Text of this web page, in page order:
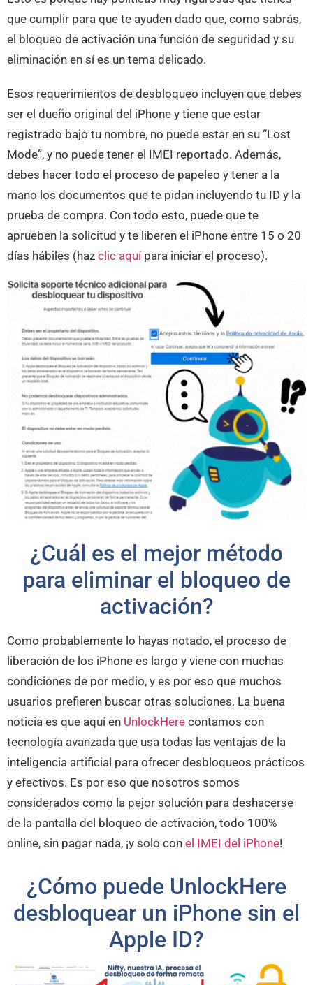
que cumplir para que te ayuden dado que, como sabrás,
el bloqueo de activación una función de seguridad y su
eliminación en sí es un tema delicado.
Esos requerimientos de desbloqueo incluyen que debes
ser el dueño original del iPhone y tiene que estar
registrado bajo tu nombre, no puede estar en su “Lost
Mode”, y no puede tener el IMEI reportado. Además,
debes hacer todo el proceso de papeleo y tener a la
mano los documentos que te pidan incluyendo tu ID y la
prueba de compra. Con todo esto, puede que te
aprueben la solicitud y te liberen el iPhone entre 15 o 20
días hábiles (haz clic aquí para iniciar el proceso).
¿Cuál es el mejor método
para eliminar el bloqueo de
activación?
Como probablemente lo hayas notado, el proceso de
liberación de los iPhone es largo y viene con muchas
condiciones de por medio, y es por eso que muchos
usuarios prefieren buscar otras soluciones. La buena
noticia es que aquí en UnlockHere contamos con
tecnología avanzada que usa todas las ventajas de la
inteligencia artificial para ofrecer desbloqueos prácticos
y efectivos. Es por eso que nosotros somos
considerados como la pejor solución para deshacerse
de la pantalla del bloqueo de activación, todo 100%
online, sin pagar nada, ¡y solo con el IMEI del iPhone!
¿Cómo puede UnlockHere
desbloquear un iPhone sin el
Apple ID?